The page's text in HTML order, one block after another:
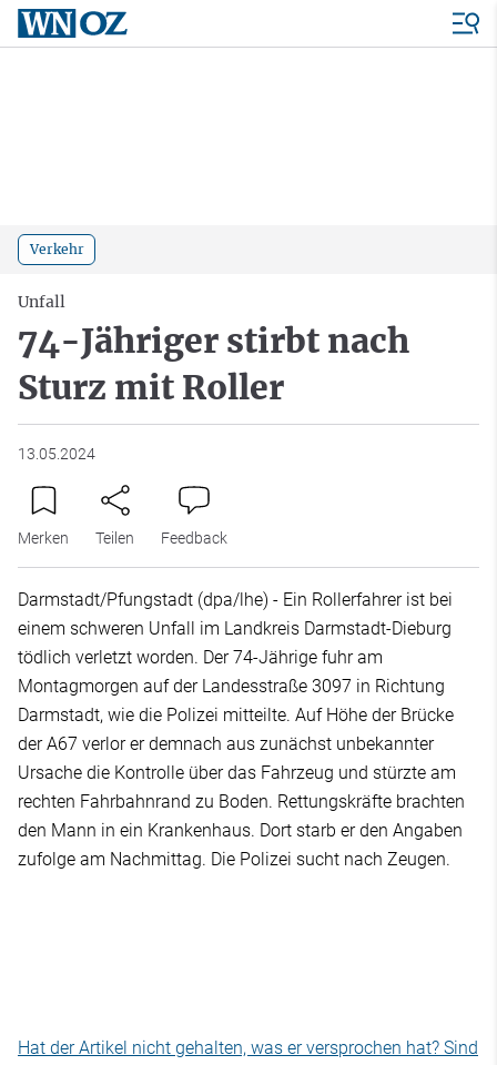
Verkehr
Unfall
74-Jähriger stirbt nach
Sturz mit Roller
13.05.2024
Merken Teilen Feedback
Darmstadt/Pfungstadt (dpa/lhe) - Ein Rollerfahrer ist bei
einem schweren Unfall im Landkreis Darmstadt-Dieburg
tödlich verletzt worden. Der 74-Jährige fuhr am
Montagmorgen auf der Landesstraße 3097 in Richtung
Darmstadt, wie die Polizei mitteilte. Auf Höhe der Brücke
der A67 verlor er demnach aus zunächst unbekannter
Ursache die Kontrolle über das Fahrzeug und stürzte am
rechten Fahrbahnrand zu Boden. Rettungskräfte brachten
den Mann in ein Krankenhaus. Dort starb er den Angaben
zufolge am Nachmittag. Die Polizei sucht nach Zeugen.
Hat der Artikel nicht gehalten, was er versprochen hat? Sind